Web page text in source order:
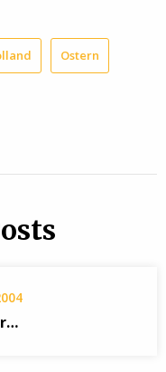
Ostern